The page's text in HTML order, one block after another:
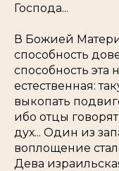
Господа...
В Божией
способность
способность эта
естественная:
выкопать
ибо отцы
дух... Один из
воплощение
Дева